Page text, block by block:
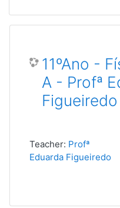
11ºAno -
A - Profª
Figueiredo
Teacher: Profª
Eduarda Figueiredo